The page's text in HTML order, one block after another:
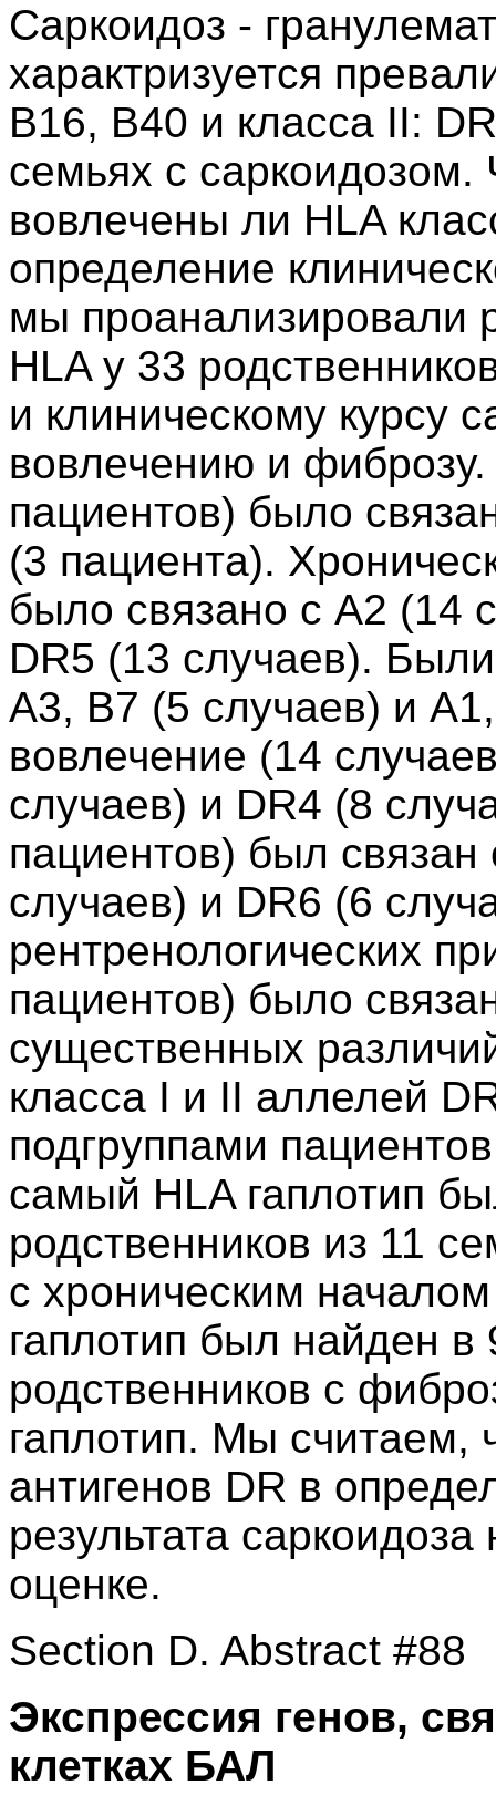
Саркоидоз -
характризуется
B16, B40 и класса II:
семьях с саркоидозом.
вовлечены ли HLA
определение
мы проанализировали
HLA у 33
и клиническому курсу
вовлечению и
пациентов) было
(3 пациента).
было связано с A2 (14
DR5 (13 случаев).
A3, B7 (5 случаев) и
вовлечение (14
случаев) и DR4 (8
пациентов) был
случаев) и DR6 (6
рентренологических
пациентов) было
существенных
класса I и II аллелей
подгруппами
самый HLA гаплотип
родственников из 11
с хроническим
гаплотип был найден
родственников с
гаплотип. Мы считаем,
антигенов DR в
результата
оценке.
Section D. Abstract #88
Экспрессия генов,
клетках БАЛ